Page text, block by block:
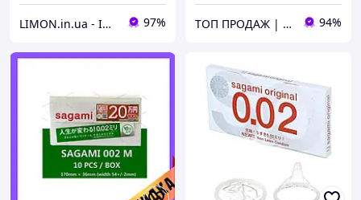
LIMON.in.ua - Інтернет-магазин м.Хмельницький 97% ТОП ПРОДАЖ | Інтернет-супермаркет «NUKLEON» 94%